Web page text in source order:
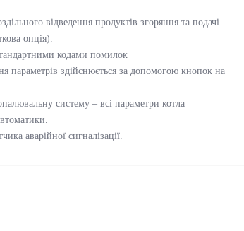
відведення продуктів згоряння та подачі
опція).
кодами помилок
параметрів здійснюється за допомогою кнопок на
систему – всі параметри котла
аварійної сигналізації.